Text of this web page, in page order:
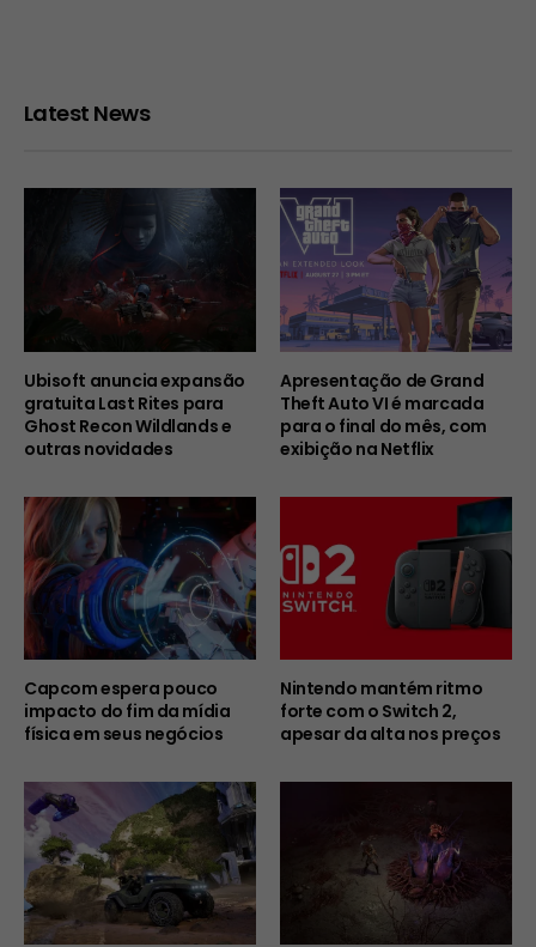
Latest News
Ubisoft anuncia expansão
gratuita Last Rites para
Ghost Recon Wildlands e
outras novidades
Apresentação de Grand
Theft Auto VI é marcada
para o final do mês, com
exibição na Netflix
Capcom espera pouco
impacto do fim da mídia
física em seus negócios
Nintendo mantém ritmo
forte com o Switch 2,
apesar da alta nos preços